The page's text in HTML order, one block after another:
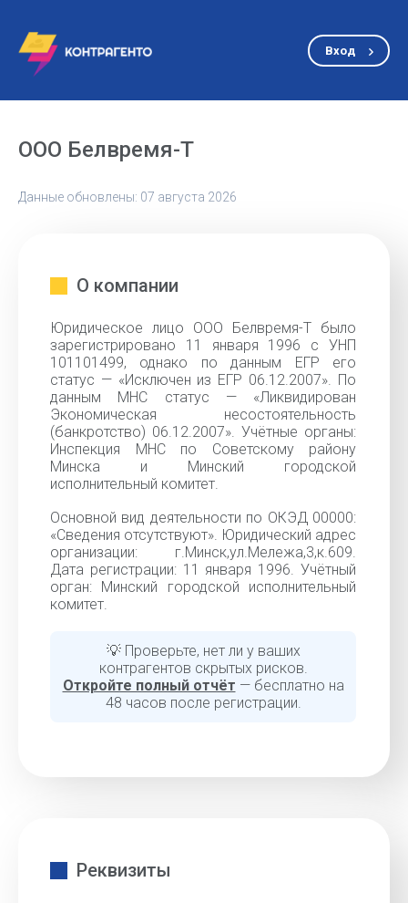
Вход
ООО Белвремя-Т
Данные обновлены: 07 августа 2026
О компании
Юридическое лицо ООО Белвремя-Т было
зарегистрировано 11 января 1996 с УНП
101101499, однако по данным ЕГР его
статус — «Исключен из ЕГР 06.12.2007». По
данным МНС статус — «Ликвидирован
Экономическая несостоятельность
(банкротство) 06.12.2007». Учётные органы:
Инспекция МНС по Советскому району
Минска и Минский городской
исполнительный комитет.
Основной вид деятельности по ОКЭД 00000:
«Cведения отсутствуют». Юридический адрес
организации: г.Минск,ул.Мележа,3,к.609.
Дата регистрации: 11 января 1996. Учётный
орган: Минский городской исполнительный
комитет.
💡 Проверьте, нет ли у ваших
контрагентов скрытых рисков.
Откройте полный отчёт — бесплатно на
48 часов после регистрации.
Реквизиты